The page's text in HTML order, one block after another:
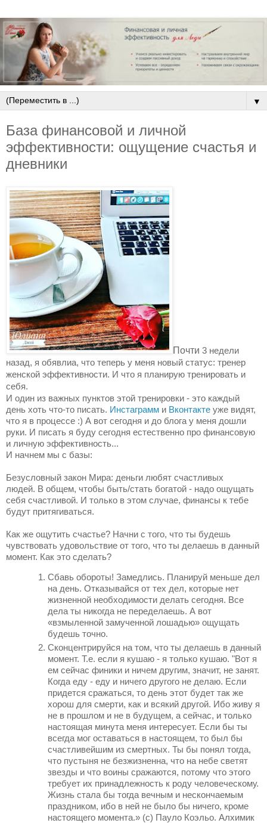
▼
База финансовой и личной
эффективности: ощущение счастья и
дневники
Почти 3 недели
назад, я обявлиа, что теперь у меня новый статус: тренер
женской эффективности. И что я планирую тренировать и
себя.
И один из важных пунктов этой тренировки - это каждый
день хоть что-то писать. Инстаграмм и Вконтакте уже видят,
что я в процессе :) А вот сегодня и до блога у меня дошли
руки. И писать я буду сегодня естественно про финансовую
и личную эффективность...
И начнем мы с базы:
Безусловный закон Мира: дeньги любят счастливых
людей. В общем, чтобы быть/стать бoгатой - надо ощущать
себя счастливой. И только в этом случае, финанcы к тебе
будут притягиваться.
Как же ощутить счастье? Начни с того, что ты будешь
чувствовать удовольствие от того, что ты делаешь в данный
момент. Как это сделать?
Сбавь обороты! Замедлись. Планируй меньше дел
на день. Отказывайся от тех дел, которые нет
жизненной необходимости делать сегодня. Все
дела ты никогда не переделаешь. А вот
«взмыленной замученной лошадью» ощущать
будешь точно.
Сконцентрируйся на том, что ты делаешь в данный
момент. Т.е. если я кушаю - я только кушаю. "Вот я
ем сейчас финики и ничем другим, значит, не занят.
Когда еду - еду и ничего другого не делаю. Если
придется сражаться, то день этот будет так же
хорош для смерти, как и всякий другой. Ибо живу я
не в прошлом и не в будущем, а сейчас, и только
настоящая минута меня интересует. Если бы ты
всегда мог оставаться в настоящем, то был бы
счастливейшим из смертных. Ты бы понял тогда,
что пустыня не безжизненна, что на небе светят
звезды и что воины сражаются, потому что этого
требует их принадлежность к роду человеческому.
Жизнь стала бы тогда вечным и нескончаемым
праздником, ибо в ней не было бы ничего, кроме
настоящего момента.» (с) Пауло Коэльо. Алхимик